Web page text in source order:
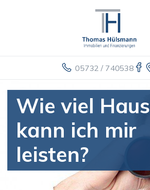
05732 / 740538
Wie viel Haus
kann ich mir
leisten?